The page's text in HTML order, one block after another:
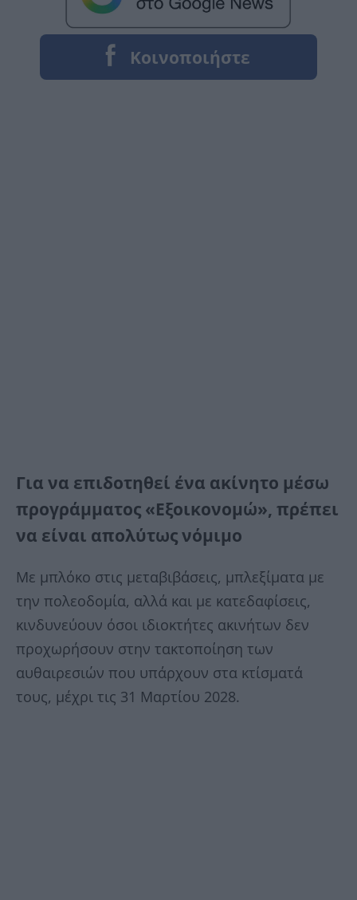
Για να επιδοτηθεί ένα ακίνητο μέσω
προγράμματος «Εξοικονομώ», πρέπει
να είναι απολύτως νόμιμο
Με μπλόκο στις μεταβιβάσεις, μπλεξίματα με
την πολεοδομία, αλλά και με κατεδαφίσεις,
κινδυνεύουν όσοι ιδιοκτήτες ακινήτων δεν
προχωρήσουν στην τακτοποίηση των
αυθαιρεσιών που υπάρχουν στα κτίσματά
τους, μέχρι τις 31 Μαρτίου 2028.